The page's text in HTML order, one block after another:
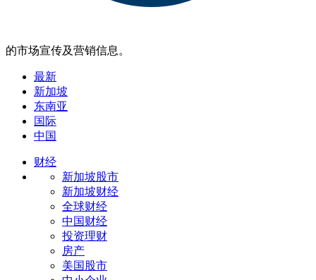
的市场宣传及营销信息。
最新
新加坡
东南亚
国际
中国
财经
新加坡股市
新加坡财经
全球财经
中国财经
投资理财
房产
美国股市